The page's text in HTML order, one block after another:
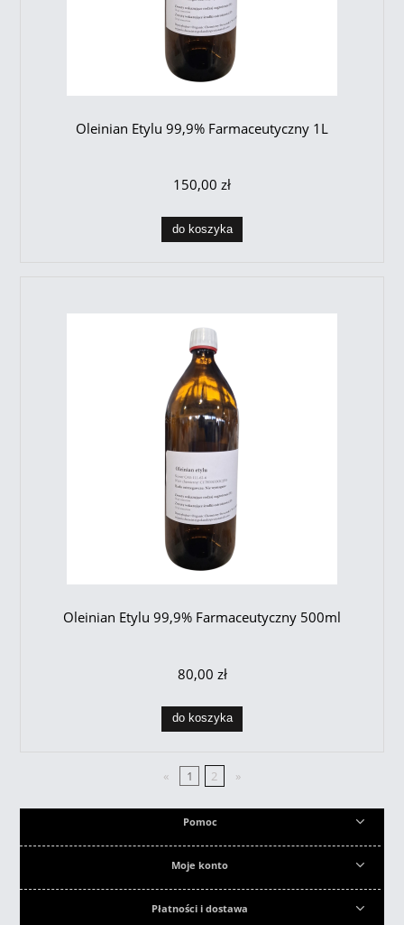
Oleinian Etylu 99,9% Farmaceutyczny 1L
150,00 zł
do koszyka
Oleinian Etylu 99,9% Farmaceutyczny 500ml
80,00 zł
do koszyka
« 1 2 »
Pomoc
Moje konto
Płatności i dostawa